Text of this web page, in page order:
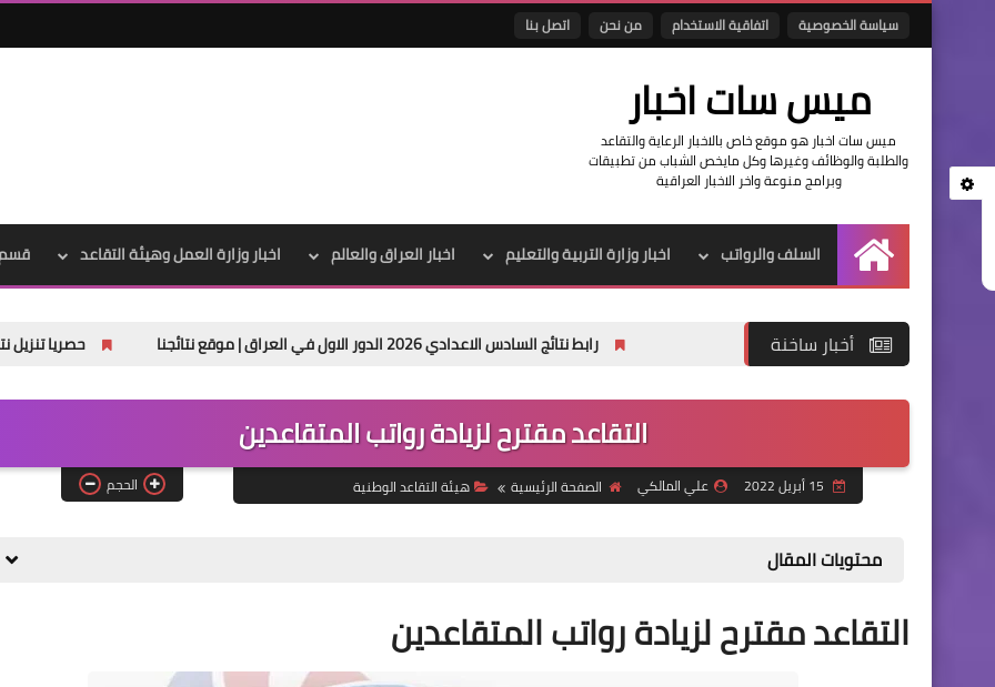
سياسة الخصوصية اتفاقية الاستخدام من نحن اتصل بنا
ميس سات اخبار
ميس سات اخبار هو موقع خاص بالاخبار الرعاية والتقاعد
والطلبة والوظائف وغيرها وكل مايخص الشباب من تطبيقات
وبرامج منوعة واخر الاخبار العراقية
الرئيسية
السلف والرواتب اخبار وزارة التربية والتعليم اخبار العراق والعالم اخبار وزارة العمل وهيئة التقاعد قسم
أخبار ساخنة رابط نتائج السادس الاعدادي 2026 الدور الاول في العراق | موقع نتائجنا حصريا تنزيل نتائج السادس
التقاعد مقترح لزيادة رواتب المتقاعدين
علي المالكي الصفحة الرئيسية هيئة التقاعد الوطنية الحجم
محتويات المقال
التقاعد مقترح لزيادة رواتب المتقاعدين
علي المالكي